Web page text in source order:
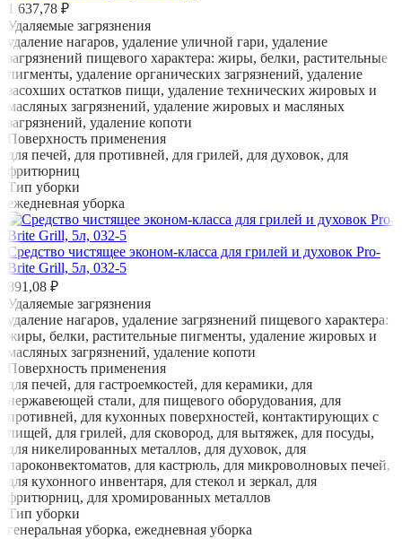
1 637,78 ₽
Удаляемые загрязнения
удаление нагаров, удаление уличной гари, удаление
загрязнений пищевого характера: жиры, белки, растительные
пигменты, удаление органических загрязнений, удаление
засохших остатков пищи, удаление технических жировых и
масляных загрязнений, удаление жировых и масляных
загрязнений, удаление копоти
Поверхность применения
для печей, для противней, для грилей, для духовок, для
фритюрниц
Тип уборки
ежедневная уборка
Средство чистящее эконом-класса для грилей и духовок Pro-
Brite Grill, 5л, 032-5
891,08 ₽
Удаляемые загрязнения
удаление нагаров, удаление загрязнений пищевого характера:
жиры, белки, растительные пигменты, удаление жировых и
масляных загрязнений, удаление копоти
Поверхность применения
для печей, для гастроемкостей, для керамики, для
нержавеющей стали, для пищевого оборудования, для
противней, для кухонных поверхностей, контактирующих с
пищей, для грилей, для сковород, для вытяжек, для посуды,
для никелированных металлов, для духовок, для
пароконвектоматов, для кастрюль, для микроволновых печей,
для кухонного инвентаря, для стекол и зеркал, для
фритюрниц, для хромированных металлов
Тип уборки
генеральная уборка, ежедневная уборка